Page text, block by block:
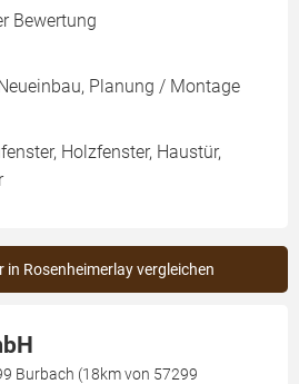
Bewertung
Planung / Montage
Holzfenster, Haustür,
Rosenheimerlay vergleichen
Burbach (18km von 57299